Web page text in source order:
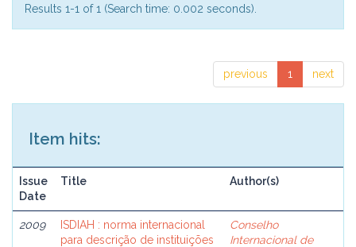
Results 1-1 of 1 (Search time: 0.002 seconds).
previous 1 next
Item hits:
Issue
Date
Title Author(s)
2009
ISDIAH : norma internacional
para descrição de instituições
Conselho
Internacional de